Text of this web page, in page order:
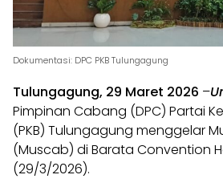
Dokumentasi: DPC PKB Tulungagung
Tulungagung, 29 Maret 2026 –
Pimpinan Cabang (DPC) Partai
(PKB) Tulungagung menggelar
(Muscab) di Barata Convention
(29/3/2026).